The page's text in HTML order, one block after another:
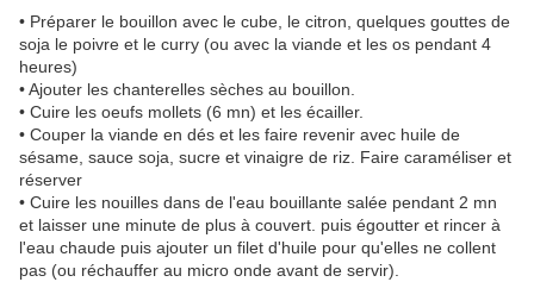
• Préparer le bouillon avec le cube, le citron, quelques gouttes de
soja le poivre et le curry (ou avec la viande et les os pendant 4
heures)
• Ajouter les chanterelles sèches au bouillon.
• Cuire les oeufs mollets (6 mn) et les écailler.
• Couper la viande en dés et les faire revenir avec huile de
sésame, sauce soja, sucre et vinaigre de riz. Faire caraméliser et
réserver
• Cuire les nouilles dans de l'eau bouillante salée pendant 2 mn
et laisser une minute de plus à couvert. puis égoutter et rincer à
l'eau chaude puis ajouter un filet d'huile pour qu'elles ne collent
pas (ou réchauffer au micro onde avant de servir).